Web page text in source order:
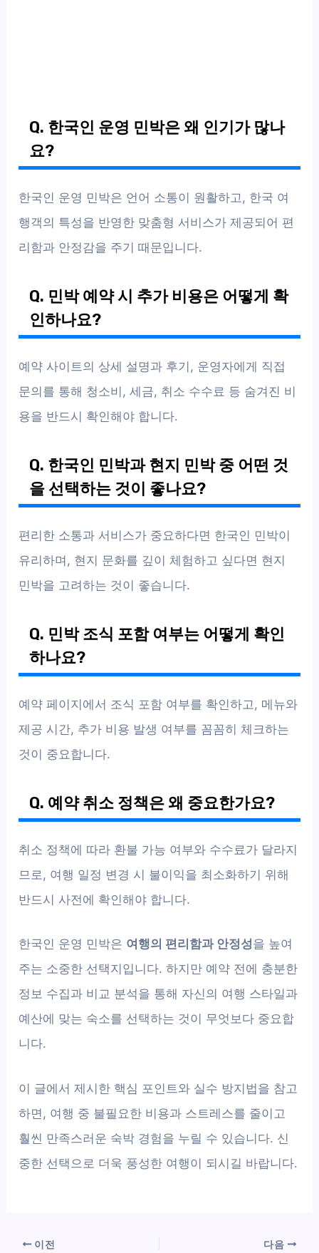
Q. 한국인 운영 민박은 왜 인기가 많나
요?
한국인 운영 민박은 언어 소통이 원활하고, 한국 여
행객의 특성을 반영한 맞춤형 서비스가 제공되어 편
리함과 안정감을 주기 때문입니다.
Q. 민박 예약 시 추가 비용은 어떻게 확
인하나요?
예약 사이트의 상세 설명과 후기, 운영자에게 직접
문의를 통해 청소비, 세금, 취소 수수료 등 숨겨진 비
용을 반드시 확인해야 합니다.
Q. 한국인 민박과 현지 민박 중 어떤 것
을 선택하는 것이 좋나요?
편리한 소통과 서비스가 중요하다면 한국인 민박이
유리하며, 현지 문화를 깊이 체험하고 싶다면 현지
민박을 고려하는 것이 좋습니다.
Q. 민박 조식 포함 여부는 어떻게 확인
하나요?
예약 페이지에서 조식 포함 여부를 확인하고, 메뉴와
제공 시간, 추가 비용 발생 여부를 꼼꼼히 체크하는
것이 중요합니다.
Q. 예약 취소 정책은 왜 중요한가요?
취소 정책에 따라 환불 가능 여부와 수수료가 달라지
므로, 여행 일정 변경 시 불이익을 최소화하기 위해
반드시 사전에 확인해야 합니다.
한국인 운영 민박은 여행의 편리함과 안정성을 높여
주는 소중한 선택지입니다. 하지만 예약 전에 충분한
정보 수집과 비교 분석을 통해 자신의 여행 스타일과
예산에 맞는 숙소를 선택하는 것이 무엇보다 중요합
니다.
이 글에서 제시한 핵심 포인트와 실수 방지법을 참고
하면, 여행 중 불필요한 비용과 스트레스를 줄이고
훨씬 만족스러운 숙박 경험을 누릴 수 있습니다. 신
중한 선택으로 더욱 풍성한 여행이 되시길 바랍니다.
이전 다음